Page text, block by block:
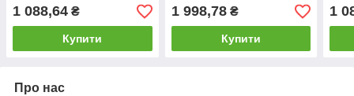
1 088,64 ₴
Купити
1 998,78₴
Купити
1
Про нас